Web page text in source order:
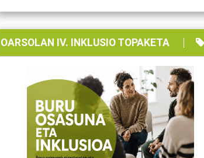
OARSOLAN IV. INKLUSIO TOPAKETA